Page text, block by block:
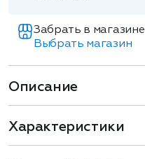
Забрать в магазине
Выбрать магазин
Описание
Характеристики